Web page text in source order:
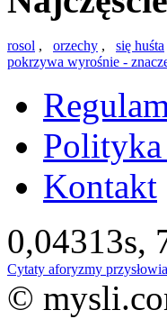
rosol , orzechy , się huśta
pokrzywa wyrośnie -
Kontakt
0,04313s,
Cytaty aforyzmy przysłowia
©